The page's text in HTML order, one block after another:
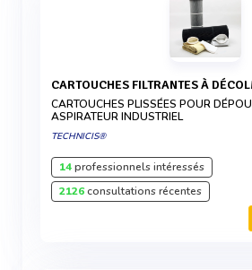
CARTOUCHES FILTRANTES À
CARTOUCHES PLISSÉES POUR
ASPIRATEUR INDUSTRIEL
TECHNICIS®
14professionnels intéressés
2126consultations récentes